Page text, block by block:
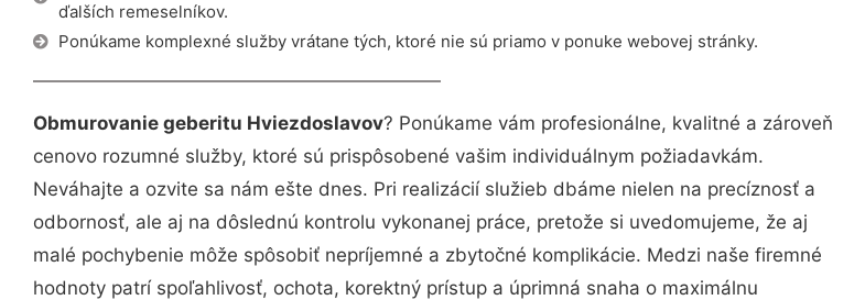
ďalších remeselníkov.
Ponúkame komplexné služby vrátane tých, ktoré nie sú priamo v ponuke webovej stránky.
Obmurovanie geberitu Hviezdoslavov? Ponúkame vám profesionálne, kvalitné a zároveň
cenovo rozumné služby, ktoré sú prispôsobené vašim individuálnym požiadavkám.
Neváhajte a ozvite sa nám ešte dnes. Pri realizácií služieb dbáme nielen na precíznosť a
odbornosť, ale aj na dôslednú kontrolu vykonanej práce, pretože si uvedomujeme, že aj
malé pochybenie môže spôsobiť nepríjemné a zbytočné komplikácie. Medzi naše firemné
hodnoty patrí spoľahlivosť, ochota, korektný prístup a úprimná snaha o maximálnu